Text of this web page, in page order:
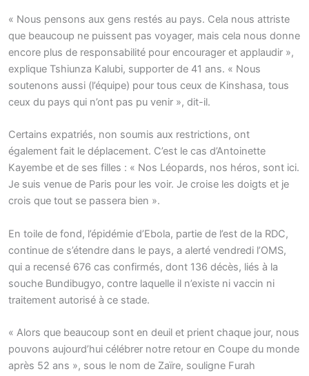
« Nous pensons aux gens restés au pays. Cela nous attriste
que beaucoup ne puissent pas voyager, mais cela nous donne
encore plus de responsabilité pour encourager et applaudir »,
explique Tshiunza Kalubi, supporter de 41 ans. « Nous
soutenons aussi (l’équipe) pour tous ceux de Kinshasa, tous
ceux du pays qui n’ont pas pu venir », dit-il.
Certains expatriés, non soumis aux restrictions, ont
également fait le déplacement. C’est le cas d’Antoinette
Kayembe et de ses filles : « Nos Léopards, nos héros, sont ici.
Je suis venue de Paris pour les voir. Je croise les doigts et je
crois que tout se passera bien ».
En toile de fond, l’épidémie d’Ebola, partie de l’est de la RDC,
continue de s’étendre dans le pays, a alerté vendredi l’OMS,
qui a recensé 676 cas confirmés, dont 136 décès, liés à la
souche Bundibugyo, contre laquelle il n’existe ni vaccin ni
traitement autorisé à ce stade.
« Alors que beaucoup sont en deuil et prient chaque jour, nous
pouvons aujourd’hui célébrer notre retour en Coupe du monde
après 52 ans », sous le nom de Zaïre, souligne Furah